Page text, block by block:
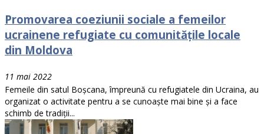
Promovarea coeziunii sociale a femeilor
ucrainene refugiate cu comunitățile locale
din Moldova
11 mai 2022
Femeile din satul Boșcana, împreună cu refugiatele din Ucraina, au
organizat o activitate pentru a se cunoaște mai bine și a face
schimb de tradiții...